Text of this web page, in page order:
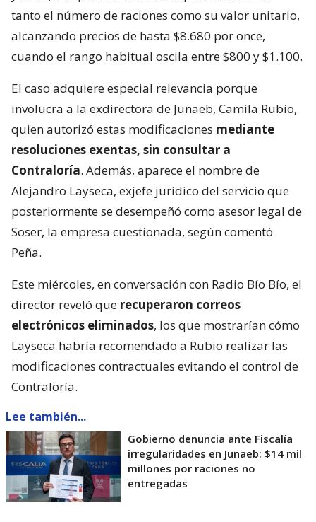
tanto el número de raciones como su valor unitario,
alcanzando precios de hasta $8.680 por once,
cuando el rango habitual oscila entre $800 y $1.100.
El caso adquiere especial relevancia porque
involucra a la exdirectora de Junaeb, Camila Rubio,
quien autorizó estas modificaciones mediante
resoluciones exentas, sin consultar a
Contraloría. Además, aparece el nombre de
Alejandro Layseca, exjefe jurídico del servicio que
posteriormente se desempeñó como asesor legal de
Soser, la empresa cuestionada, según comentó
Peña.
Este miércoles, en conversación con Radio Bío Bío, el
director reveló que recuperaron correos
electrónicos eliminados, los que mostrarían cómo
Layseca habría recomendado a Rubio realizar las
modificaciones contractuales evitando el control de
Contraloría.
Lee también...
Gobierno denuncia ante Fiscalía
irregularidades en Junaeb: $14 mil
millones por raciones no
entregadas